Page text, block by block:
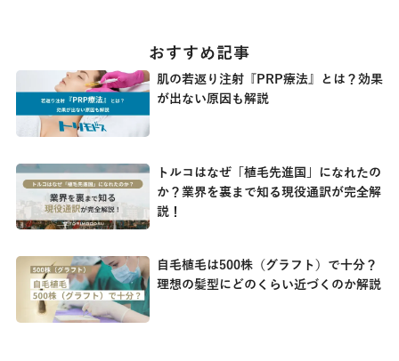
おすすめ記事
肌の若返り注射『PRP療法』とは？効果
が出ない原因も解説
トルコはなぜ「植毛先進国」になれたの
か？業界を裏まで知る現役通訳が完全解
説！
自毛植毛は500株（グラフト）で十分？
理想の髪型にどのくらい近づくのか解説